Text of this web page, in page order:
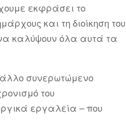
εκφράσει το
και τη διοίκηση του
καλύψουν όλα αυτά τα
συνερωτώμενο
του
εργαλεία – που